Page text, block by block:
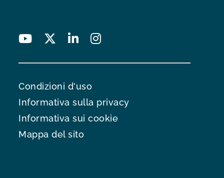
Condizioni d'uso
Informativa sulla privacy
Informativa sui cookie
Mappa del sito